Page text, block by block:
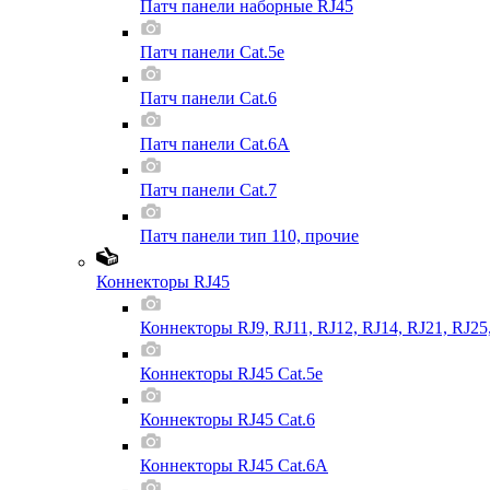
Патч панели наборные RJ45
Патч панели Cat.5e
Патч панели Cat.6
Патч панели Cat.6A
Патч панели Cat.7
Патч панели тип 110, прочие
Коннекторы RJ45
Коннекторы RJ9, RJ11, RJ12, RJ14, RJ21,
Коннекторы RJ45 Cat.5e
Коннекторы RJ45 Cat.6
Коннекторы RJ45 Cat.6A